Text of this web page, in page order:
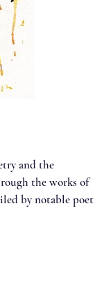
and the
the works of
by notable poet